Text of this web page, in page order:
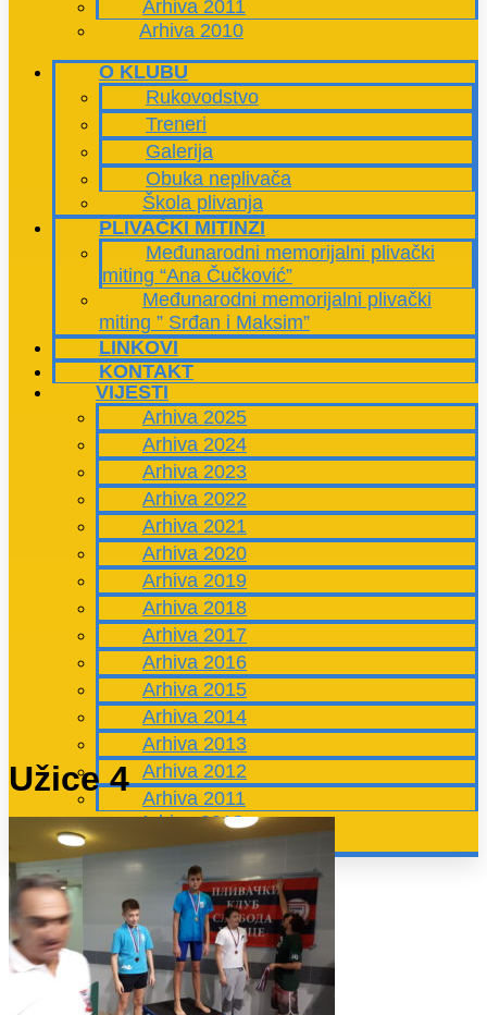
Arhiva 2011
Arhiva 2010
O KLUBU
Rukovodstvo
Treneri
Galerija
Obuka neplivača
Škola plivanja
PLIVAČKI MITINZI
Međunarodni memorijalni plivački
miting “Ana Čučković”
Međunarodni memorijalni plivački
miting ” Srđan i Maksim”
LINKOVI
KONTAKT
VIJESTI
Arhiva 2025
Arhiva 2024
Arhiva 2023
Arhiva 2022
Arhiva 2021
Arhiva 2020
Arhiva 2019
Arhiva 2018
Arhiva 2017
Arhiva 2016
Arhiva 2015
Arhiva 2014
Arhiva 2013
Arhiva 2012
Arhiva 2011
Arhiva 2010
Užice 4